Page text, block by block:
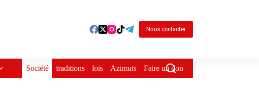
Nous contacter
Société traditions lois Azimuts Faire un don